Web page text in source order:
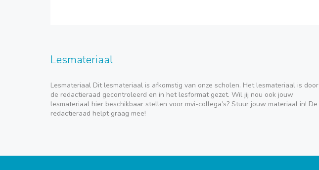
Lesmateriaal
Lesmateriaal Dit lesmateriaal is afkomstig van onze scholen. Het lesmateriaal is door
de redactieraad gecontroleerd en in het lesformat gezet. Wil jij nou ook jouw
lesmateriaal hier beschikbaar stellen voor mvi-collega’s? Stuur jouw materiaal in! De
redactieraad helpt graag mee!